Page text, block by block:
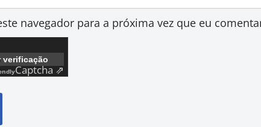
navegador para a próxima vez que eu
verificação
Captcha ⇗